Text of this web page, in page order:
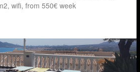
wifi, from 550€ week